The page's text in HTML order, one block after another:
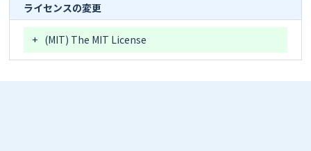
ライセンスの変更
+ (MIT) The MIT License